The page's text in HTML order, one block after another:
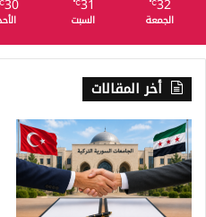
32
℃
الجمعة
31
℃
السبت
30
أخر المقالات